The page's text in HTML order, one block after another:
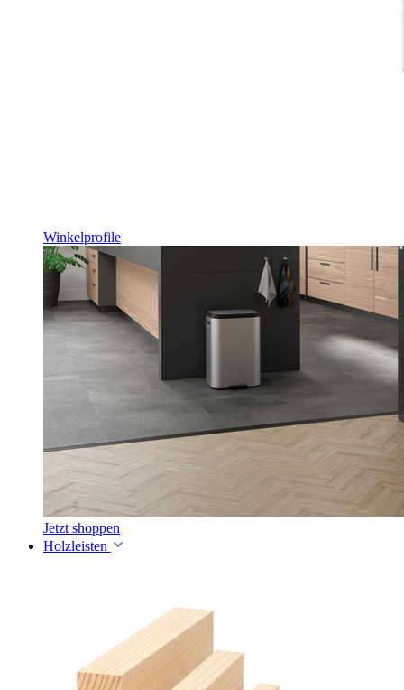
Winkelprofile
Jetzt shoppen
Holzleisten